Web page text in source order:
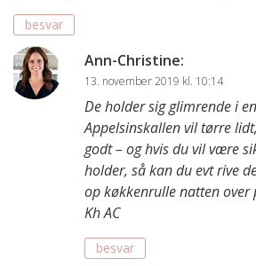
besvar
Ann-Christine:
13. november 2019 kl. 10:14
De holder sig glimrende i
Appelsinskallen vil tørre
godt – og hvis du vil være
holder, så kan du evt rive
op køkkenrulle natten over
Kh AC
besvar